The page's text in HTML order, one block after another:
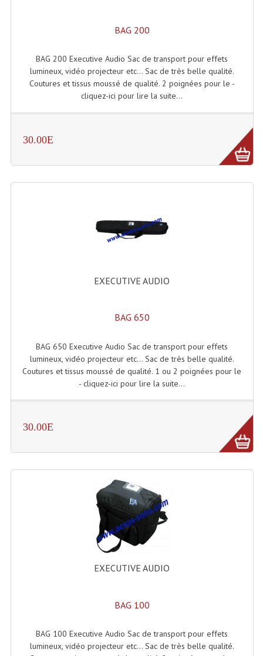
Accessoires Public-Adress L100V
Amplificateurs (L 100v)
Hp À Chambre De Compression
Projecteurs De Son
Système D'audio Guide
Système Visite Guidée
Sonorisation Securité EN-54
Angle AG20 Structure Contest
Angle AG29 Structure Contest
Angle DECO22Q Structure Contest
Angle DECOTRI Structure Contest
Angle DUO Structure Contest
Angles Structure ASD SX290
Angles Structure QUATRO290
BAG 200
BAG 200 Executive Audio Sac de transport pour effets
lumineux, vidéo projecteur etc... Sac de très belle qualité.
Coutures et tissus moussé de qualité. 2 poignées pour le -
cliquez-ici pour lire la suite...
30.00E
EXECUTIVE AUDIO
BAG 650
BAG 650 Executive Audio Sac de transport pour effets
lumineux, vidéo projecteur etc... Sac de très belle qualité.
Coutures et tissus moussé de qualité. 1 ou 2 poignées pour le
- cliquez-ici pour lire la suite...
30.00E
EXECUTIVE AUDIO
BAG 100
BAG 100 Executive Audio Sac de transport pour effets
lumineux, vidéo projecteur etc... Sac de très belle qualité.